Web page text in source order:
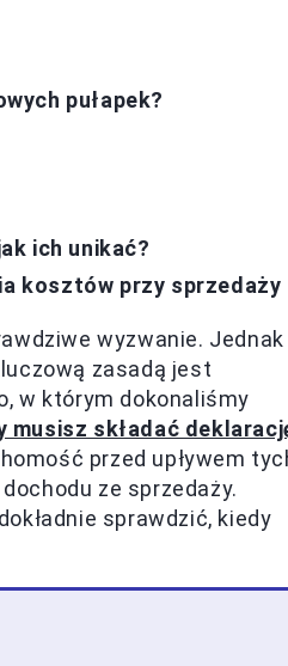
pułapek?
ich unikać?
kosztów przy sprzedaży
wyzwanie. Jednak
zasadą jest
w którym dokonaliśmy
musisz składać
przed upływem
ze sprzedaży.
sprawdzić, kiedy